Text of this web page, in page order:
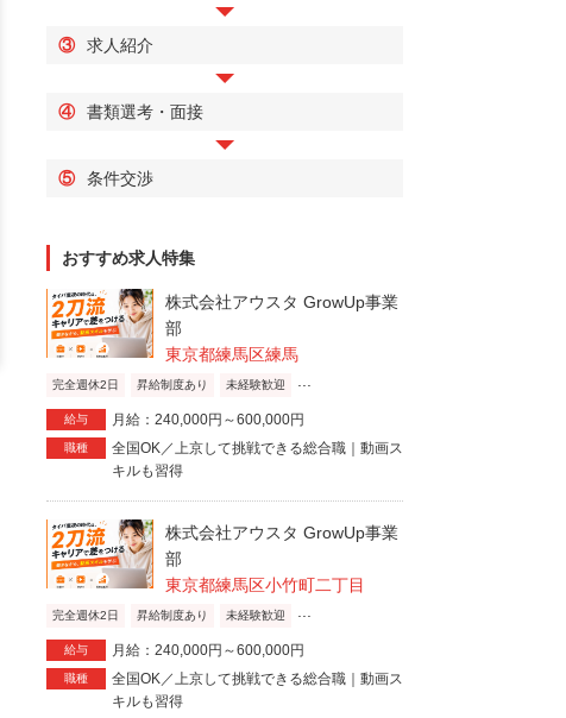
③ 求人紹介
④ 書類選考・面接
⑤ 条件交渉
おすすめ求人特集
株式会社アウスタ GrowUp事業
部
東京都練馬区練馬
完全週休2日 昇給制度あり 未経験歓迎
給与 月給：240,000円～600,000円
職種
全国OK／上京して挑戦できる総合職｜動画ス
キルも習得
株式会社アウスタ GrowUp事業
部
東京都練馬区小竹町二丁目
完全週休2日 昇給制度あり 未経験歓迎
給与 月給：240,000円～600,000円
職種
全国OK／上京して挑戦できる総合職｜動画ス
キルも習得